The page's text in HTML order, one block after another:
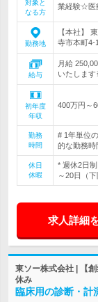
対象と
なる方
業経験☆医
勤務地
【本社】
寺市本町4-
給与
月給
いたしま
初年度
年収
400万円～
勤務
時間
# 1年単位
的な勤務時
休日
休暇
* 週休2日
～20日（
求人詳細
東ソー株式会社 | 【
休み
臨床用の診断・計